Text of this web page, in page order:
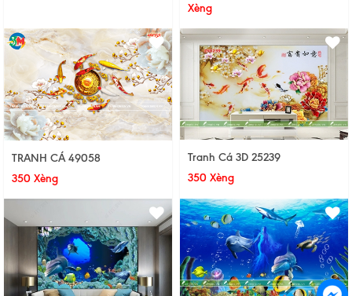
Xèng
TRANH CÁ 49058
350 Xèng
Tranh Cá 3D 25239
350 Xèng